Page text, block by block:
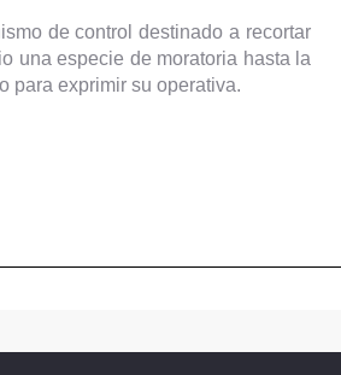
de control destinado a recortar
una especie de moratoria hasta la
para exprimir su operativa.